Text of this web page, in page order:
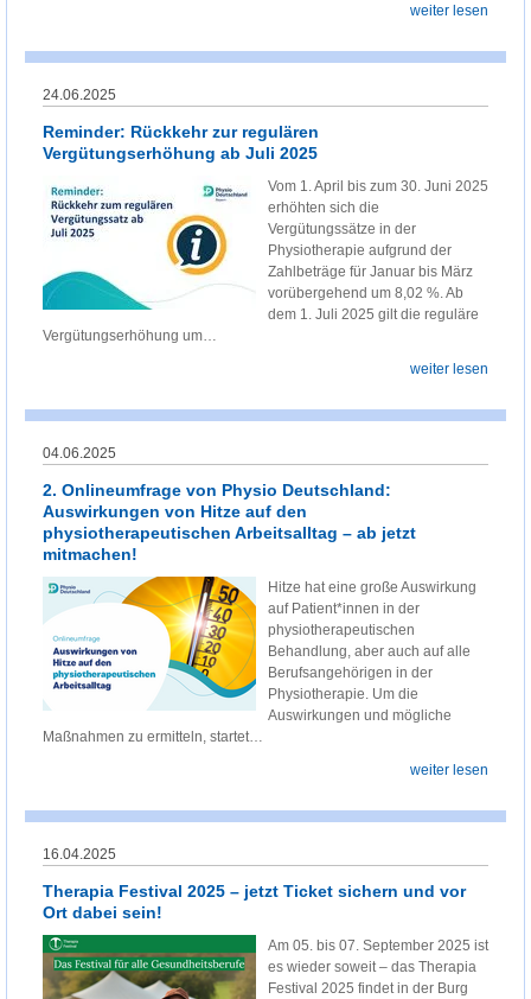
weiter lesen
24.06.2025
Reminder: Rückkehr zur regulären
Vergütungserhöhung ab Juli 2025
Vom 1. April bis zum 30. Juni 2025
erhöhten sich die
Vergütungssätze in der
Physiotherapie aufgrund der
Zahlbeträge für Januar bis März
vorübergehend um 8,02 %. Ab
dem 1. Juli 2025 gilt die reguläre
Vergütungserhöhung um…
weiter lesen
04.06.2025
2. Onlineumfrage von Physio Deutschland:
Auswirkungen von Hitze auf den
physiotherapeutischen Arbeitsalltag – ab jetzt
mitmachen!
Hitze hat eine große Auswirkung
auf Patient*innen in der
physiotherapeutischen
Behandlung, aber auch auf alle
Berufsangehörigen in der
Physiotherapie. Um die
Auswirkungen und mögliche
Maßnahmen zu ermitteln, startet…
weiter lesen
16.04.2025
Therapia Festival 2025 – jetzt Ticket sichern und vor
Ort dabei sein!
Am 05. bis 07. September 2025 ist
es wieder soweit – das Therapia
Festival 2025 findet in der Burg